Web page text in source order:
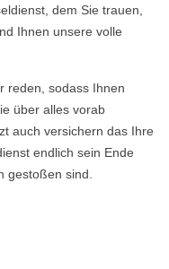
dem Sie trauen,
Ihnen unsere volle
reden, sodass Ihnen
über alles vorab
auch versichern das Ihre
endlich sein Ende
gestoßen sind.